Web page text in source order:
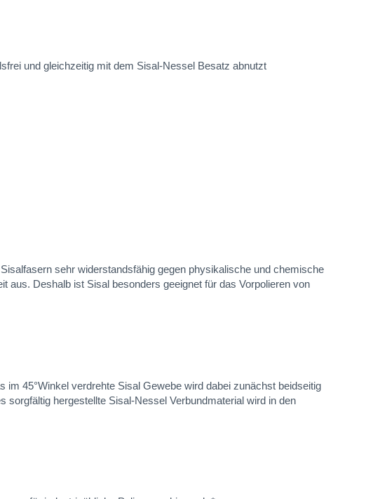
und gleichzeitig mit dem Sisal-Nessel Besatz abnutzt
sehr widerstandsfähig gegen physikalische und chemische
aus. Deshalb ist Sisal besonders geeignet für das Vorpolieren von
45°Winkel verdrehte Sisal Gewebe wird dabei zunächst beidseitig
hergestellte Sisal-Nessel Verbundmaterial wird in den